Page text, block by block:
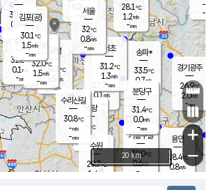
과천
27.7℃
0.1m/s
- mm
용인
28.4℃
0.8m/s
경기광주
26.9℃
2.0m/s
-mm
-m/
-
의왕
- ℃
m/s
mm
30.1℃
0.0 m/s
mm
광명
33.1
℃
1.5 m/s
-mm
부천
31.6℃
0.1 m/s
-mm
구로
32.0℃
1.5m/s
-mm
0.2 m/s
- mm
28.1℃
1.2m/s
-mm
송파*
33.5℃
0.7m/s
-mm
서초
31.2℃
1.3m/s
-mm
기흥구갈
30.0℃
0.6m/s
-
수리산길
30.8℃
-m/s
-mm
분당구
31.4℃
0.0m/s
-mm
김포(공)
30.1℃
1.5m/s
-mm
수원
29.7℃
1.4 m/s
서울
32℃
0.8m/s
-mm
+
−
20 km